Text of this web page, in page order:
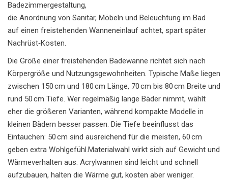
Badezimmergestaltung,
die Anordnung von Sanitär, Möbeln und Beleuchtung im Bad
auf einen freistehenden Wanneneinlauf achtet, spart später
Nachrüst‑Kosten.
Die Größe einer freistehenden Badewanne richtet sich nach
Körpergröße und Nutzungsgewohnheiten. Typische Maße liegen
zwischen 150 cm und 180 cm Länge, 70 cm bis 80 cm Breite und
rund 50 cm Tiefe. Wer regelmäßig lange Bäder nimmt, wählt
eher die größeren Varianten, während kompakte Modelle in
kleinen Bädern besser passen. Die Tiefe beeinflusst das
Eintauchen: 50 cm sind ausreichend für die meisten, 60 cm
geben extra Wohlgefühl.Materialwahl wirkt sich auf Gewicht und
Wärmeverhalten aus. Acryl­wannen sind leicht und schnell
aufzubauen, halten die Wärme gut, kosten aber weniger.